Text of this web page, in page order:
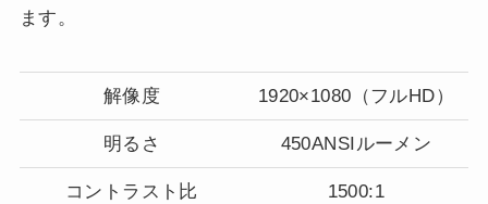
ます。
解像度 1920×1080（フルHD）
明るさ 450ANSIルーメン
コントラスト比 1500:1